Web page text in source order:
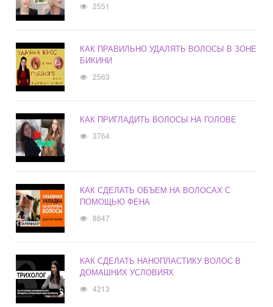
2551
КАК ПРАВИЛЬНО УДАЛЯТЬ ВОЛОСЫ В ЗОНЕ
БИКИНИ
2563
КАК ПРИГЛАДИТЬ ВОЛОСЫ НА ГОЛОВЕ
3764
КАК СДЕЛАТЬ ОБЪЕМ НА ВОЛОСАХ С
ПОМОЩЬЮ ФЕНА
8647
КАК СДЕЛАТЬ НАНОПЛАСТИКУ ВОЛОС В
ДОМАШНИХ УСЛОВИЯХ
4213